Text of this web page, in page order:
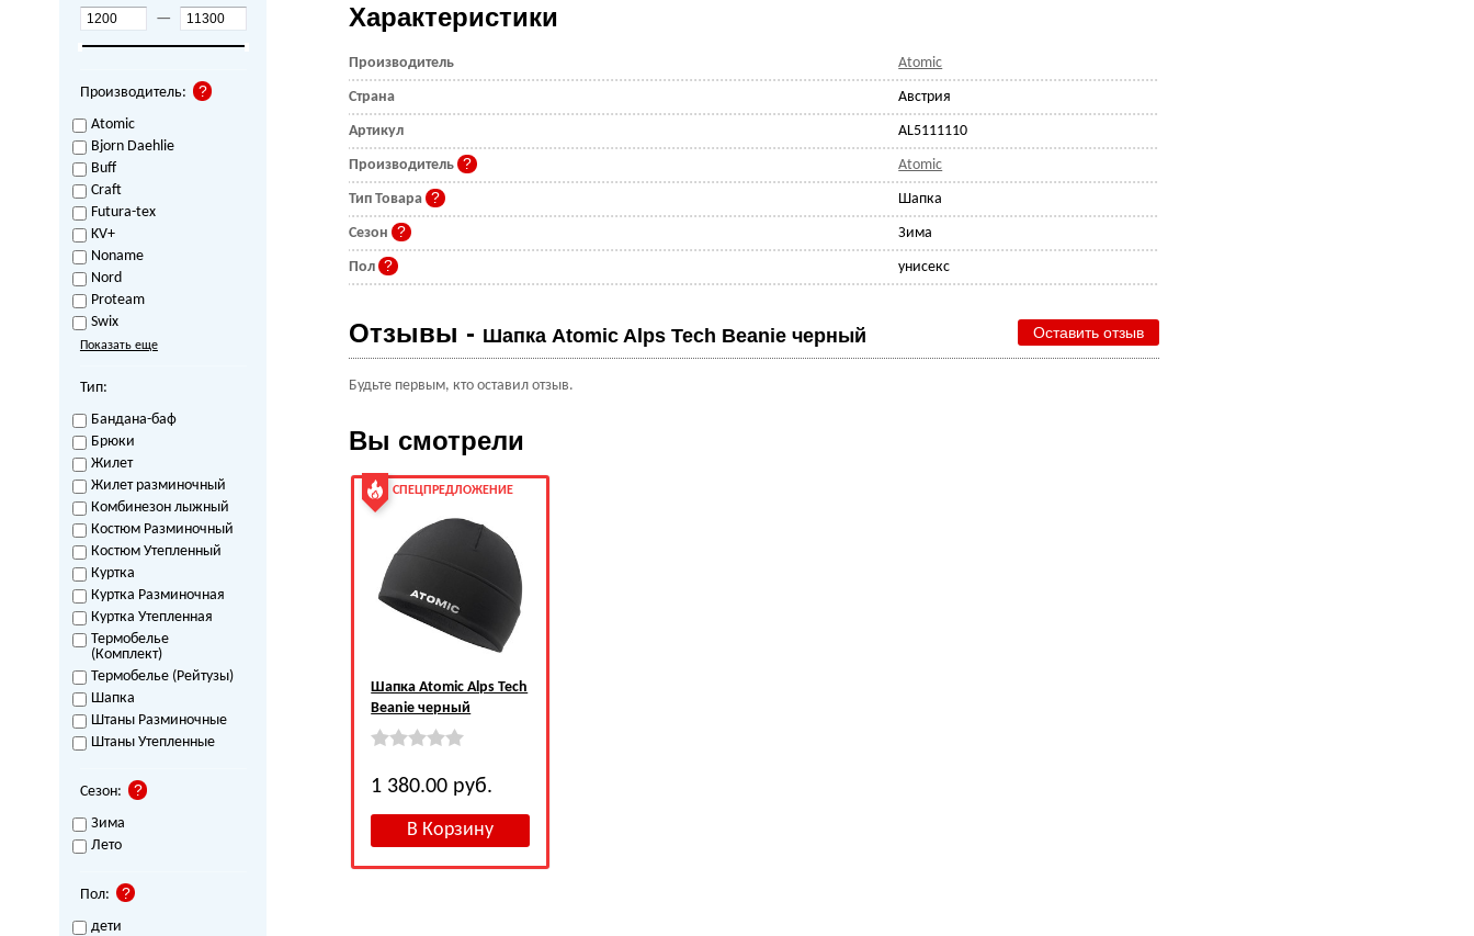
—
Производитель:
Atomic
Bjorn Daehlie
Buff
Craft
Futura-tex
KV+
Noname
Nord
Proteam
Swix
Показать еще
Тип:
Бандана-баф
Брюки
Жилет
Жилет разминочный
Комбинезон лыжный
Костюм Разминочный
Костюм Утепленный
Куртка
Куртка Разминочная
Куртка Утепленная
Термобелье
(Комплект)
Термобелье (Рейтузы)
Шапка
Штаны Разминочные
Штаны Утепленные
Сезон:
Зима
Лето
Пол:
дети
Характеристики
Производитель Atomic
Страна Австрия
Артикул AL5111110
Производитель Atomic
Тип Товара Шапка
Сезон Зима
Пол унисекс
Отзывы - Шапка Atomic Alps Tech Beanie черный Оставить отзыв
Будьте первым, кто оставил отзыв.
Вы смотрели
СПЕЦПРЕДЛОЖЕНИЕ
Шапка Atomic Alps Tech
Beanie черный
1 380.00 руб.